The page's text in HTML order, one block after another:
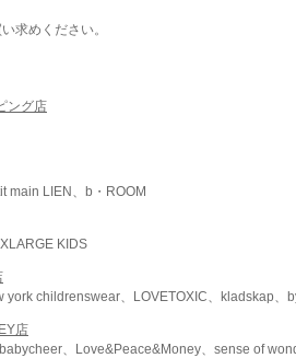
求めください。
ング店
main LIEN、b・ROOM
KIDS
york childrenswear、LOVETOXIC、kladskap、
店
、Love&Peace&Money、sense of